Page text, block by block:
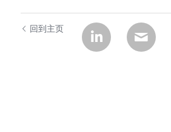
回到主页